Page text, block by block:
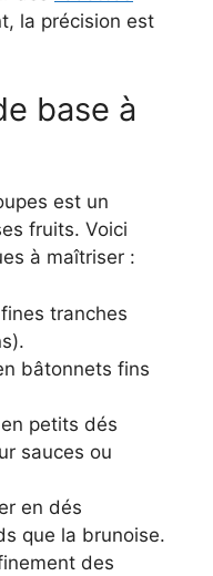
la précision est
base à
est un
fruits. Voici
à maîtriser :
tranches
bâtonnets fins
petits dés
sauces ou
en dés
que la brunoise.
des